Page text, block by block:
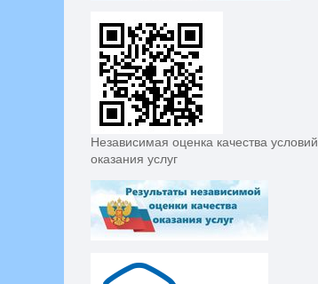
Независимая оценка качества условий
оказания услуг